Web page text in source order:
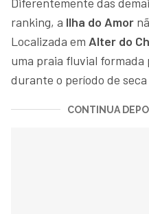
ranking, a Ilha do Amor
Localizada em Alter do
uma praia fluvial formada
durante o período de
CONTINUA